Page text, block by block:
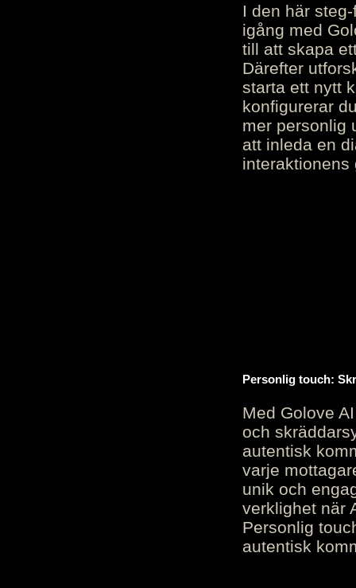
I den här
igång med
till att skapa
Därefter
starta ett nytt
konfigurerar
mer personlig
att inleda en
interaktionens
Personlig touch:
Med Golove
och
autentisk
varje
unik och
verklighet när
Personlig
autentisk